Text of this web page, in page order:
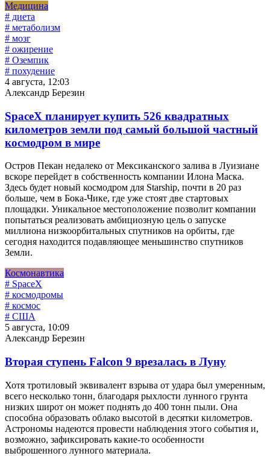
Медицина
# диета
# метаболизм
# мозг
# ожирение
# Оземпик
# похудение
4 августа, 12:03
Александр Березин
SpaceX планирует купить 526 квадратных
километров земли под самый большой частный
космодром в мире
Остров Пекан недалеко от Мексиканского залива в Луизиане
вскоре перейдет в собственность компании Илона Маска.
Здесь будет новый космодром для Starship, почти в 20 раз
больше, чем в Бока-Чике, где уже стоят две стартовых
площадки. Уникальное местоположение позволит компании
попытаться реализовать амбициозную цель о запуске
миллиона низкоорбитальных спутников на орбиты, где
сегодня находится подавляющее меньшинство спутников
Земли.
Космонавтика
# SpaceX
# космодромы
# космос
# США
5 августа, 10:09
Александр Березин
Вторая ступень Falcon 9 врезалась в Луну
Хотя тротиловый эквивалент взрыва от удара был умеренным,
всего несколько тонн, благодаря рыхлости лунного грунта
низких широт он может поднять до 400 тонн пыли. Она
способна образовать облако высотой в десятки километров.
Астрономы надеются провести наблюдения этого события и,
возможно, зафиксировать какие-то особенности
выброшенного лунного материала.